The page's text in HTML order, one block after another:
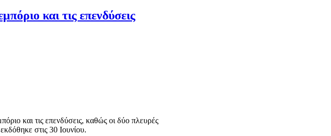
και τις επενδύσεις
και τις επενδύσεις, καθώς οι δύο πλευρές
στις 30 Ιουνίου.